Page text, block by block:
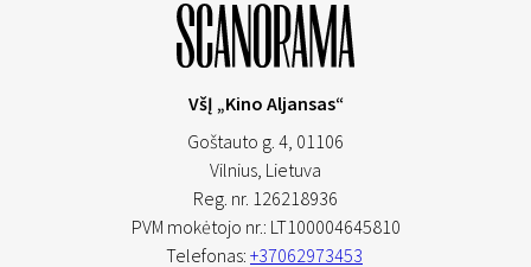
VšĮ „Kino Aljansas“
Goštauto g. 4, 01106
Vilnius, Lietuva
Reg. nr. 126218936
PVM mokėtojo nr.: LT100004645810
Telefonas: +37062973453